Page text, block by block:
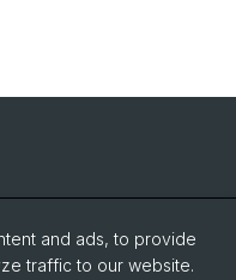
and ads, to provide
traffic to our website.